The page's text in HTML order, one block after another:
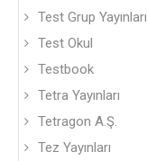
Test Grup Yayınları
Test Okul
Testbook
Tetra Yayınları
Tetragon A.Ş.
Tez Yayınları